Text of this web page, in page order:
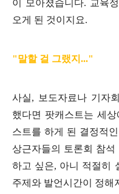
이 모아졌습니다. 교육
오게 된 것이지요.
"말할 걸 그랬지..."
사실, 보도자료나 기자
했다면 팟캐스트는 세
스트를 하게 된 결정적
상근자들의 토론회 참
하고 싶은, 아니 적절히
주제와 발언시간이
정해